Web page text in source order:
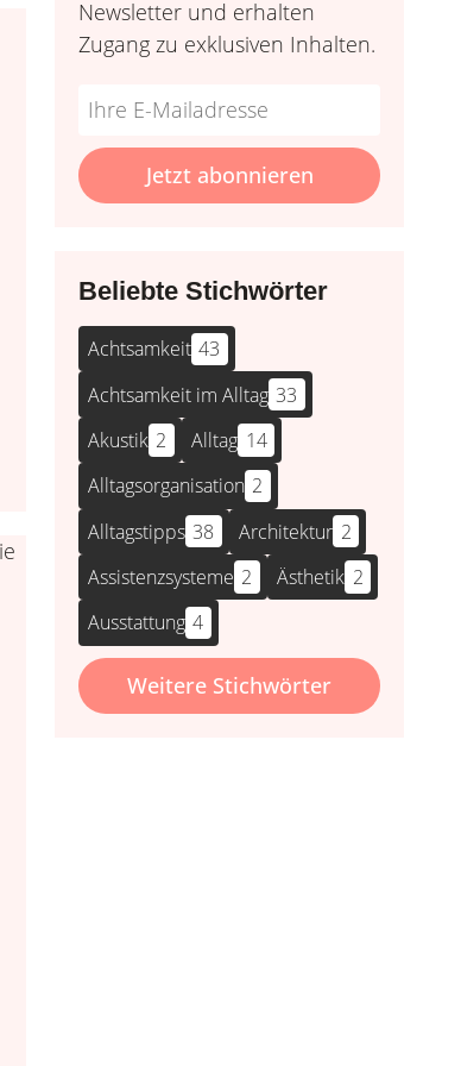
Newsletter und erhalten
Zugang zu exklusiven Inhalten.
Do
fill
this
*Ihre
Mailadresse:Jetzt abonnieren
Beliebte Stichwörter
Achtsamkeit 43
Achtsamkeit im Alltag 33
Akustik 2 Alltag 14
Alltagsorganisation 2
Alltagstipps 38 Architektur 2
Assistenzsysteme 2 Ästhetik 2
Ausstattung 4
Weitere Stichwörter